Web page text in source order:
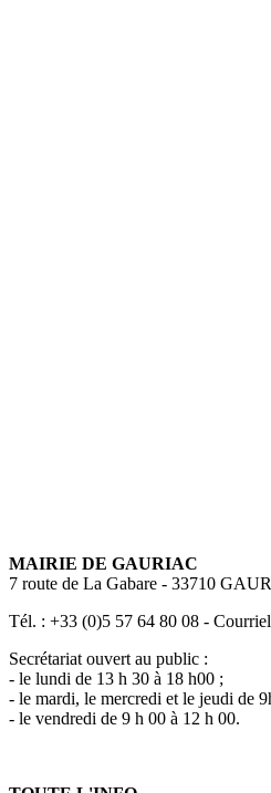
MAIRIE DE GAURIAC
7 route de La Gabare - 33710
Tél. : +33 (0)5 57 64 80 08 -
Secrétariat ouvert au public :
- le lundi de 13 h 30 à 18 h00 ;
- le mardi, le mercredi et le jeudi de
- le vendredi de 9 h 00 à 12 h 00.